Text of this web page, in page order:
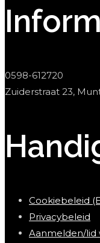
0598-612720
Zuiderstraat 23,
Cookiebeleid
Privacybeleid
Aanmelden/lid